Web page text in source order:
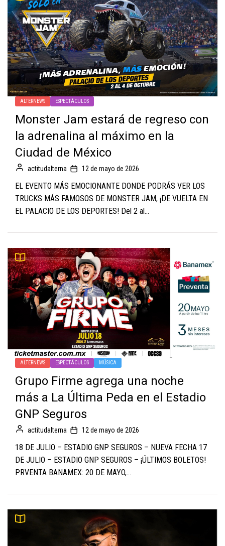
ALTERNEWS ESPECTÁCULOS
Monster Jam estará de regreso con
la adrenalina al máximo en la
Ciudad de México
actitudalterna 12 de mayo de 2026
EL EVENTO MÁS EMOCIONANTE DONDE PODRÁS VER LOS
TRUCKS MÁS FAMOSOS DE MONSTER JAM, ¡DE VUELTA EN
EL PALACIO DE LOS DEPORTES! Del 2 al...
ALTERNEWS ESPECTÁCULOS MÚSICA
Grupo Firme agrega una noche
más a La Última Peda en el Estadio
GNP Seguros
actitudalterna 12 de mayo de 2026
18 DE JULIO – ESTADIO GNP SEGUROS – NUEVA FECHA 17
DE JULIO – ESTADIO GNP SEGUROS – ¡ÚLTIMOS BOLETOS!
PRVENTA BANAMEX: 20 DE MAYO,...